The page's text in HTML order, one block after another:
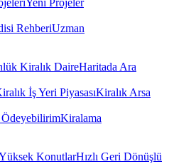
Yeni Projeler
RehberiUzman
Kiralık DaireHaritada Ara
İş Yeri PiyasasıKiralık Arsa
Kiralama
KonutlarHızlı Geri Dönüşlü